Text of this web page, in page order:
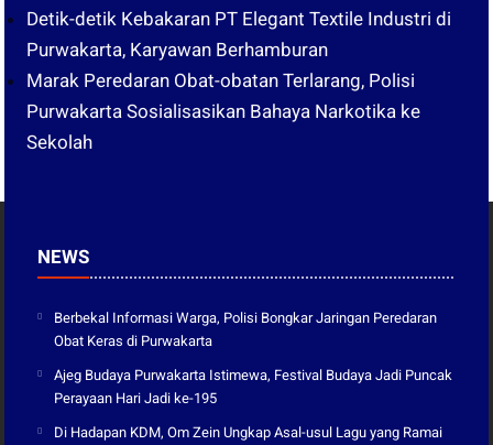
Detik-detik Kebakaran PT Elegant Textile Industri di
Purwakarta, Karyawan Berhamburan
Marak Peredaran Obat-obatan Terlarang, Polisi
Purwakarta Sosialisasikan Bahaya Narkotika ke
Sekolah
NEWS
Berbekal Informasi Warga, Polisi Bongkar Jaringan Peredaran
Obat Keras di Purwakarta
Ajeg Budaya Purwakarta Istimewa, Festival Budaya Jadi Puncak
Perayaan Hari Jadi ke-195
Di Hadapan KDM, Om Zein Ungkap Asal-usul Lagu yang Ramai